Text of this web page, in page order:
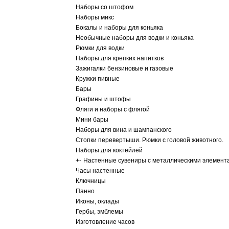
Наборы со штофом
Наборы микс
Бокалы и наборы для коньяка
Необычные наборы для водки и коньяка
Рюмки для водки
Наборы для крепких напитков
Зажигалки бензиновые и газовые
Кружки пивные
Бары
Графины и штофы
Фляги и наборы с флягой
Мини бары
Наборы для вина и шампанского
Стопки перевертыши. Рюмки с головой животного.
Наборы для коктейлей
+- Настенные сувениры с металлическими
Часы настенные
Ключницы
Панно
Иконы, оклады
Гербы, эмблемы
Изготовление часов